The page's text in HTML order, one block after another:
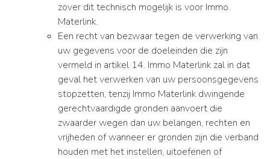
zover dit technisch mogelijk is voor Immo
Materlink.
Een recht van bezwaar tegen de verwerking van
uw gegevens voor de doeleinden die zijn
vermeld in artikel 14. Immo Materlink zal in dat
geval het verwerken van uw persoonsgegevens
stopzetten, tenzij Immo Materlink dwingende
gerechtvaardigde gronden aanvoert die
zwaarder wegen dan uw belangen, rechten en
vrijheden of wanneer er gronden zijn die verband
houden met het instellen, uitoefenen of